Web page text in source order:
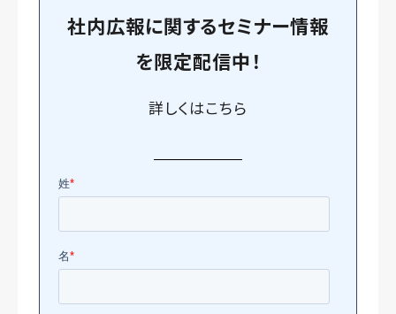
社内広報に関するセミナー情報
を限定配信中！
詳しくはこちら